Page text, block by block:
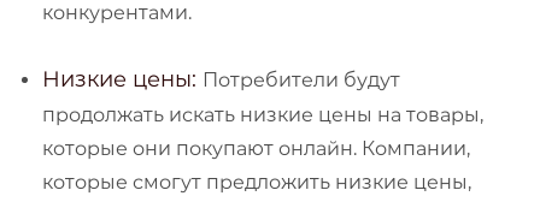
конкурентами.
Низкие цены: Потребители будут
продолжать искать низкие цены на товары,
которые они покупают онлайн. Компании,
которые смогут предложить низкие цены,